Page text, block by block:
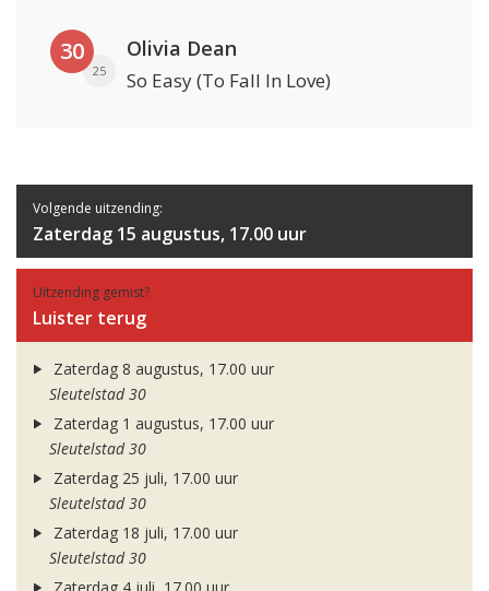
30
25
Olivia Dean
So Easy (To Fall In Love)
Volgende uitzending:
Zaterdag 15 augustus, 17.00 uur
Uitzending gemist?
Luister terug
Zaterdag 8 augustus, 17.00 uur
Sleutelstad 30
Zaterdag 1 augustus, 17.00 uur
Sleutelstad 30
Zaterdag 25 juli, 17.00 uur
Sleutelstad 30
Zaterdag 18 juli, 17.00 uur
Sleutelstad 30